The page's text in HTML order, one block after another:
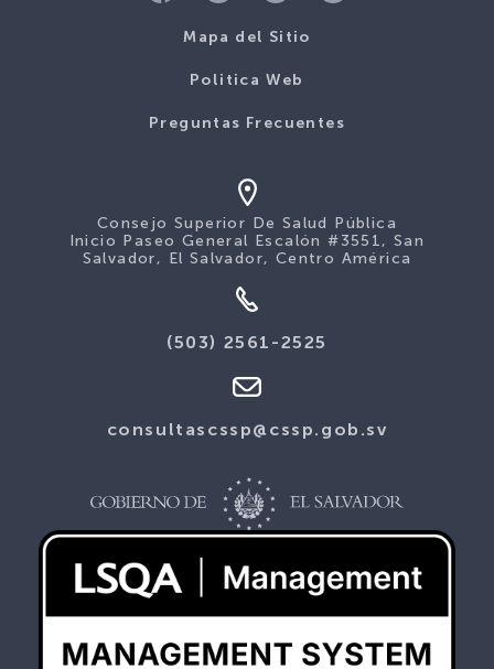
Mapa del Sitio
Politica Web
Preguntas Frecuentes
Consejo Superior De Salud Pública
Inicio Paseo General Escalón #3551, San
Salvador, El Salvador, Centro América
(503) 2561-2525
consultascssp@cssp.gob.sv